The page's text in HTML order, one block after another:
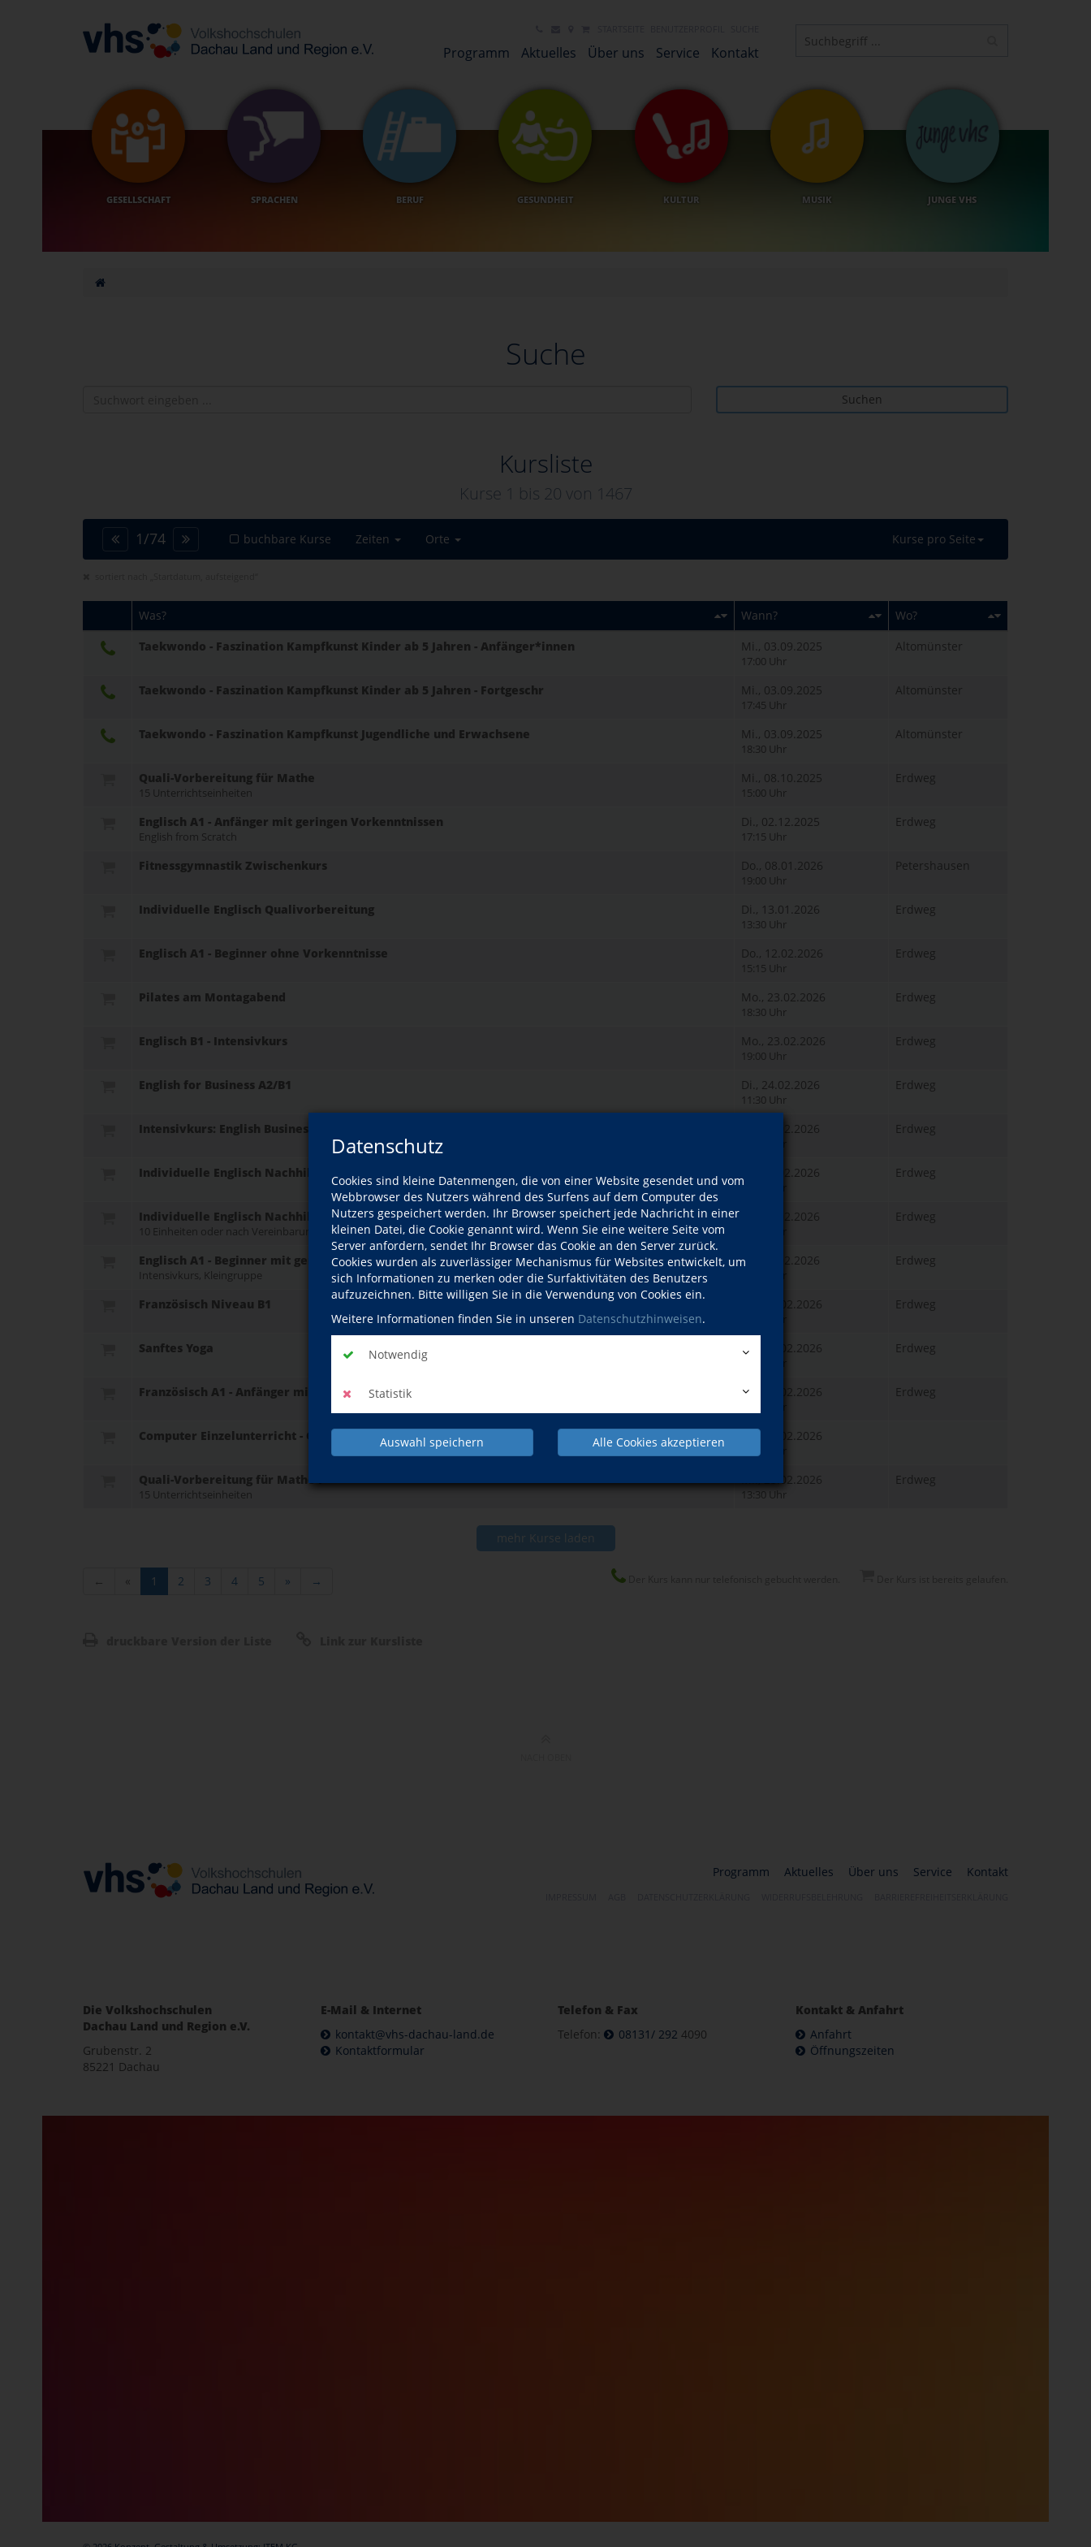
Datenschutz
Cookies sind kleine Datenmengen, die von einer Website gesendet und vom
Webbrowser des Nutzers während des Surfens auf dem Computer des
Nutzers gespeichert werden. Ihr Browser speichert jede Nachricht in einer
kleinen Datei, die Cookie genannt wird. Wenn Sie eine weitere Seite vom
Server anfordern, sendet Ihr Browser das Cookie an den Server zurück.
Cookies wurden als zuverlässiger Mechanismus für Websites entwickelt, um
sich Informationen zu merken oder die Surfaktivitäten des Benutzers
aufzuzeichnen. Bitte willigen Sie in die Verwendung von Cookies ein.
Weitere Informationen finden Sie in unseren Datenschutzhinweisen.
Notwendig
Statistik
Auswahl speichern Alle Cookies akzeptieren
Programm Aktuelles Über uns Service Kontakt
GESELLSCHAFT SPRACHEN BERUF GESUNDHEIT KULTUR MUSIK JUNGE VHS
Suche
Suchen
Kursliste
Kurse 1 bis 20 von 1467
1/74 buchbare Kurse Zeiten Orte Kurse pro Seite
Was? Wann?
Wo?
Taekwondo - Faszination Kampfkunst Kinder ab 5 Jahren - Anfänger*innen
Mi., 03.09.2025
17:00 Uhr
Altomünster
Taekwondo - Faszination Kampfkunst Kinder ab 5 Jahren - Fortgeschr Mi., 03.09.2025
17:45 Uhr
Altomünster
Taekwondo - Faszination Kampfkunst Jugendliche und Erwachsene Mi., 03.09.2025
18:30 Uhr
Altomünster
Quali-Vorbereitung für Mathe
15 Unterrichtseinheiten
Mi., 08.10.2025
15:00 Uhr
Erdweg
Englisch A1 - Anfänger mit geringen Vorkenntnissen
English from Scratch
Di., 02.12.2025
17:15 Uhr
Erdweg
Fitnessgymnastik Zwischenkurs Do., 08.01.2026
19:00 Uhr
Petershausen
Individuelle Englisch Qualivorbereitung Di., 13.01.2026
13:30 Uhr
Erdweg
Englisch A1 - Beginner ohne Vorkenntnisse Do., 12.02.2026
15:15 Uhr
Erdweg
Pilates am Montagabend Mo., 23.02.2026
18:30 Uhr
Erdweg
Englisch B1 - Intensivkurs Mo., 23.02.2026
19:00 Uhr
Erdweg
English for Business A2/B1 Di., 24.02.2026
11:30 Uhr
Erdweg
Intensivkurs: English Business Skills B2/C1 Di., 24.02.2026 Erdweg
Individuelle Englisch Nachhilfe Di., 24.02.2026
13:30 Uhr
Erdweg
Individuelle Englisch Nachhilfe
10 Einheiten oder nach Vereinbarung
Di., 24.02.2026 Erdweg
Englisch A1 - Beginner mit geringen Vorkenntnissen
Intensivkurs, Kleingruppe
Di., 24.02.2026 Erdweg
Französisch Niveau B1 Mi., 25.02.2026 Erdweg
Sanftes Yoga Mi., 25.02.2026 Erdweg
Französisch A1 - Anfänger mit Vorkenntnissen Mi., 25.02.2026 Erdweg
Computer Einzelunterricht - Grundlagen Mi., 25.02.2026
12:15 Uhr
Quali-Vorbereitung für Mathe I
15 Unterrichtseinheiten
Mi., 25.02.2026
13:30 Uhr
Erdweg
mehr Kurse laden
← « 1 2 3 4 5 » →
Programm Aktuelles Über uns Service Kontakt
Die Volkshochschulen
Dachau Land und Region e.V.
Grubenstr. 2
85221 Dachau
E-Mail & Internet
kontakt@vhs-dachau-land.de
Kontaktformular
Telefon & Fax
Telefon:
08131/ 292 4090
Kontakt & Anfahrt
Anfahrt
Öffnungszeiten